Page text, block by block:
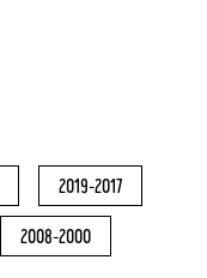
2019-2017
2008-2000